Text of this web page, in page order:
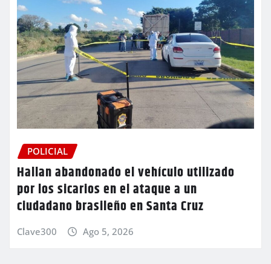
POLICIAL
Hallan abandonado el vehículo utilizado
por los sicarios en el ataque a un
ciudadano brasileño en Santa Cruz
Clave300 Ago 5, 2026